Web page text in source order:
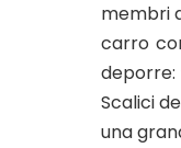
membri
carro
deporre:
Scalici
una